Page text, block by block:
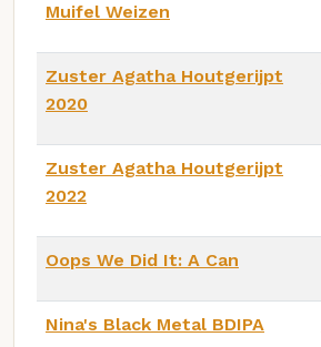
Muifel Weizen
Zuster Agatha Houtgerijpt
2020
Zuster Agatha Houtgerijpt
2022
Oops We Did It: A Can
Nina's Black Metal BDIPA